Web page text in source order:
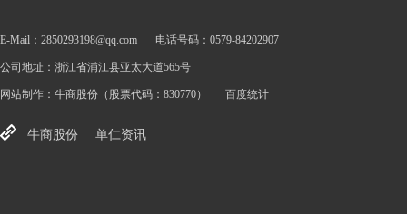
E-Mail：2850293198@qq.com 电话号码：0579-84202907
公司地址：浙江省浦江县亚太大道565号
网站制作： 牛商股份 （股票代码：830770） 百度统计
牛商股份 单仁资讯